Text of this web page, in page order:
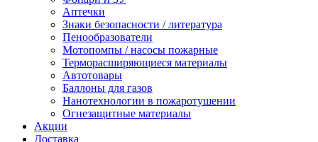
Аптечки
Знаки безопасности / литература
Пенообразователи
Мотопомпы / насосы пожарные
Терморасширяющиеся материалы
Автотовары
Баллоны для газов
Нанотехнологии в пожаротушении
Огнезащитные материалы
Акции
Доставка